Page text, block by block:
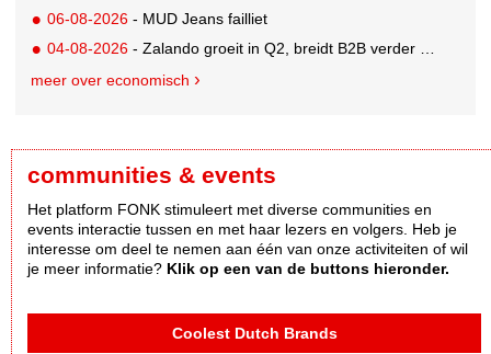
06-08-2026 - MUD Jeans failliet
04-08-2026 - Zalando groeit in Q2, breidt B2B verder uit en innoveert met AI
meer over economisch
communities & events
Het platform FONK stimuleert met diverse communities en
events interactie tussen en met haar lezers en volgers. Heb je
interesse om deel te nemen aan één van onze activiteiten of wil
je meer informatie? Klik op een van de buttons hieronder.
Coolest Dutch Brands